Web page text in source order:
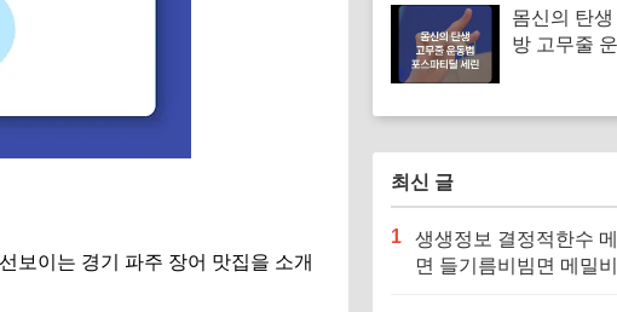
보이는 경기 파주 장어 맛집을 소개
후기 (오늘
는날)
몸신의 탄
방 고무줄
최신 글
1
생생정보 결정적한수
면 들기름비빔면 메밀